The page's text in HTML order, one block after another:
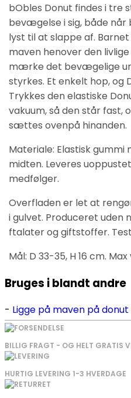
bObles Donut findes i tre
bevægelse i sig, både
lyst til at slappe af.
maven henover den
mærke det bevægelige
styrkes. Et enkelt hop, og
Trykkes den elastiske
vakuum, så den står fast,
sættes ovenpå hinanden.
Materiale: Elastisk gummi
midten. Leveres
medfølger.
Overfladen er let at
i gulvet. Produceret uden
ftalater og giftstoffer.
Mål: D 33-35, H 16 cm.
Bruges i blandt andre
Ligge på maven på donut
BILLIG FRAGT - OG HELT GRATIS
HURTIG LEVERING 1-3 HVERDAGE